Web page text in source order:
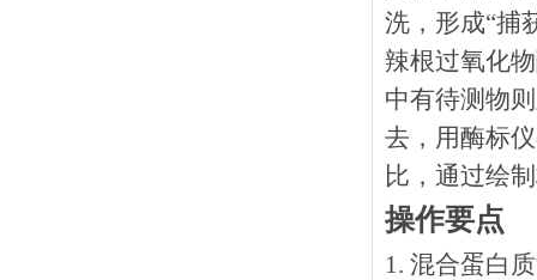
洗，形成“捕
辣根过氧化
中有待测物
去，用酶标
比，通过绘
操作要点
1. 混合蛋白